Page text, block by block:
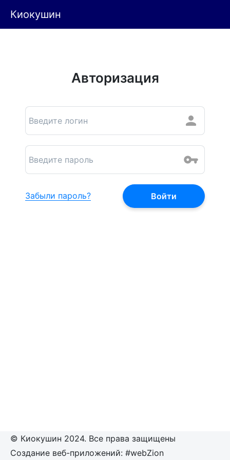
Киокушин
Авторизация
Забыли пароль?
© Киокушин 2024. Все права защищены
Создание веб-приложений: #webZion